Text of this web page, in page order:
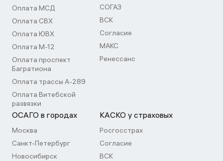
Оплата МСД
Оплата СВХ
Оплата ЮВХ
Оплата М-12
Оплата проспект
Багратиона
Оплата трассы А-289
Оплата Витебской
развязки
СОГАЗ
ВСК
Согласие
МАКС
Ренессанс
ОСАГО в городах
Москва
Санкт-Петербург
Новосибирск
КАСКО у страховых
Росгосстрах
Согласие
ВСК